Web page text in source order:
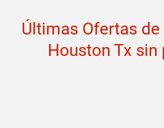
Últimas Ofertas
Houston Tx sin